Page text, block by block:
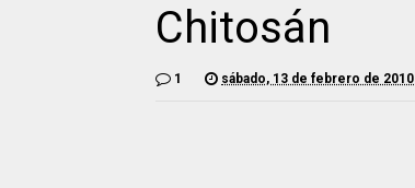
Chitosán
1 sábado, 13 de febrero de 2010